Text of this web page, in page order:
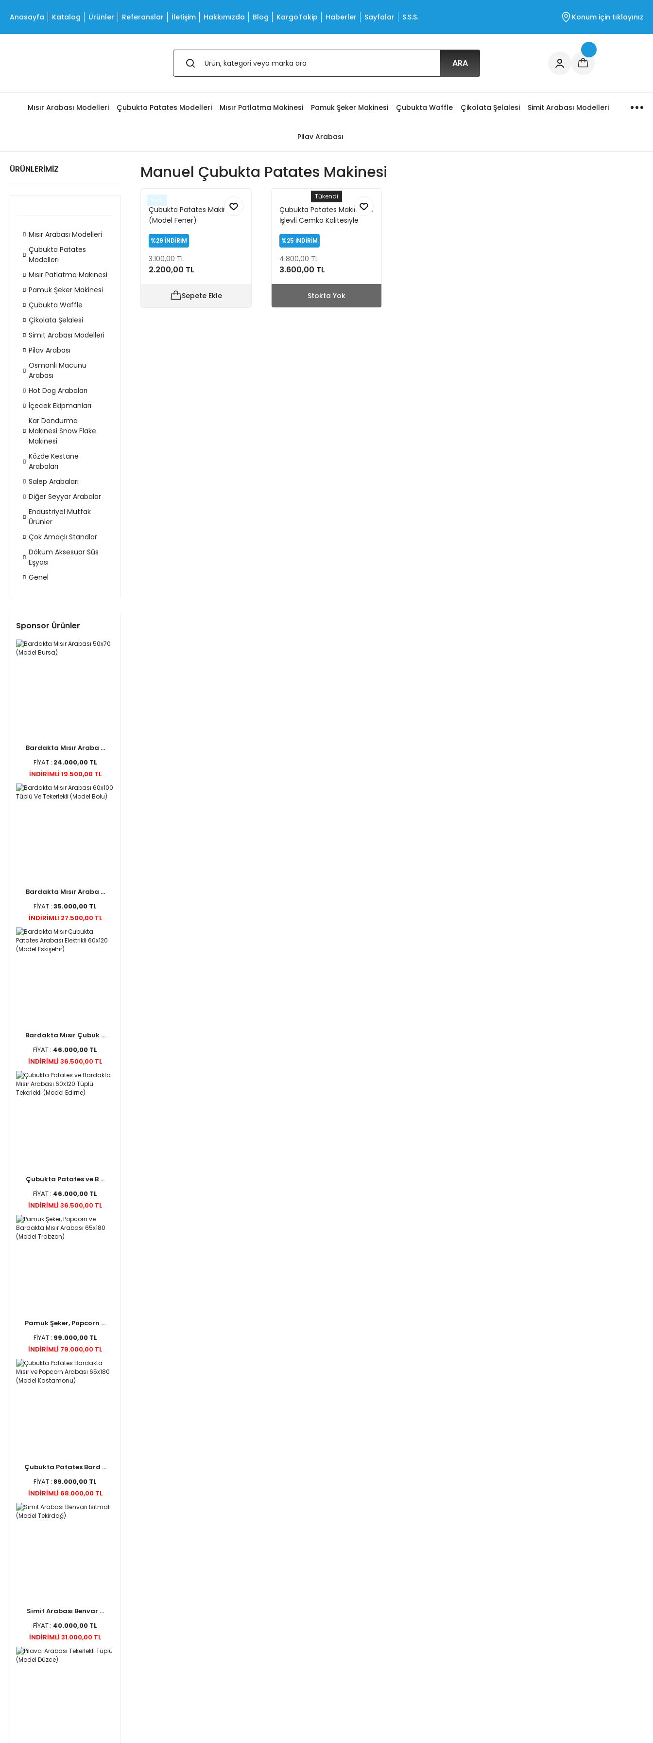
Anasayfa Katalog Ürünler Referanslar İletişim Hakkımızda Blog KargoTakip Haberler Sayfalar S.S.S. Konum için tıklayınız
ARA
Mısır Arabası Modelleri Çubukta Patates Modelleri Mısır Patlatma Makinesi Pamuk Şeker Makinesi Çubukta Waffle Çikolata Şelalesi Simit Arabası Modelleri
Pilav Arabası
ÜRÜNLERİMİZ
Mısır Arabası Modelleri
Çubukta Patates
Modelleri
Mısır Patlatma Makinesi
Pamuk Şeker Makinesi
Çubukta Waffle
Çikolata Şelalesi
Simit Arabası Modelleri
Pilav Arabası
Osmanlı Macunu
Arabası
Hot Dog Arabaları
İçecek Ekipmanları
Kar Dondurma
Makinesi Snow Flake
Makinesi
Közde Kestane
Arabaları
Salep Arabaları
Diğer Seyyar Arabalar
Endüstriyel Mutfak
Ürünler
Çok Amaçlı Standlar
Döküm Aksesuar Süs
Eşyası
Genel
Sponsor Ürünler
Bardakta Mısır Araba ...
FİYAT : 24.000,00 TL
İNDİRİMLİ 19.500,00 TL
Bardakta Mısır Araba ...
FİYAT :35.000,00 TL
İNDİRİMLİ 27.500,00 TL
Bardakta Mısır Çubuk ...
FİYAT : 46.000,00 TL
İNDİRİMLİ 36.500,00 TL
Çubukta Patates ve B ...
FİYAT : 46.000,00 TL
İNDİRİMLİ 36.500,00 TL
Pamuk Şeker, Popcorn ...
FİYAT : 99.000,00 TL
İNDİRİMLİ 79.000,00 TL
Çubukta Patates Bard ...
FİYAT : 89.000,00 TL
İNDİRİMLİ 68.000,00 TL
Simit Arabası Benvar ...
FİYAT : 40.000,00 TL
İNDİRİMLİ 31.000,00 TL
Manuel Çubukta Patates Makinesi
Yeni
Çubukta Patates Makinesi
(Model Fener)
%29 İNDİRİM
3.100,00 TL
2.200,00 TL
Sepete Ekle
Tükendi
Çubukta Patates Makinesi 3
İşlevli Cemko Kalitesiyle
%25 İNDİRİM
4.800,00 TL
3.600,00 TL
Stokta Yok